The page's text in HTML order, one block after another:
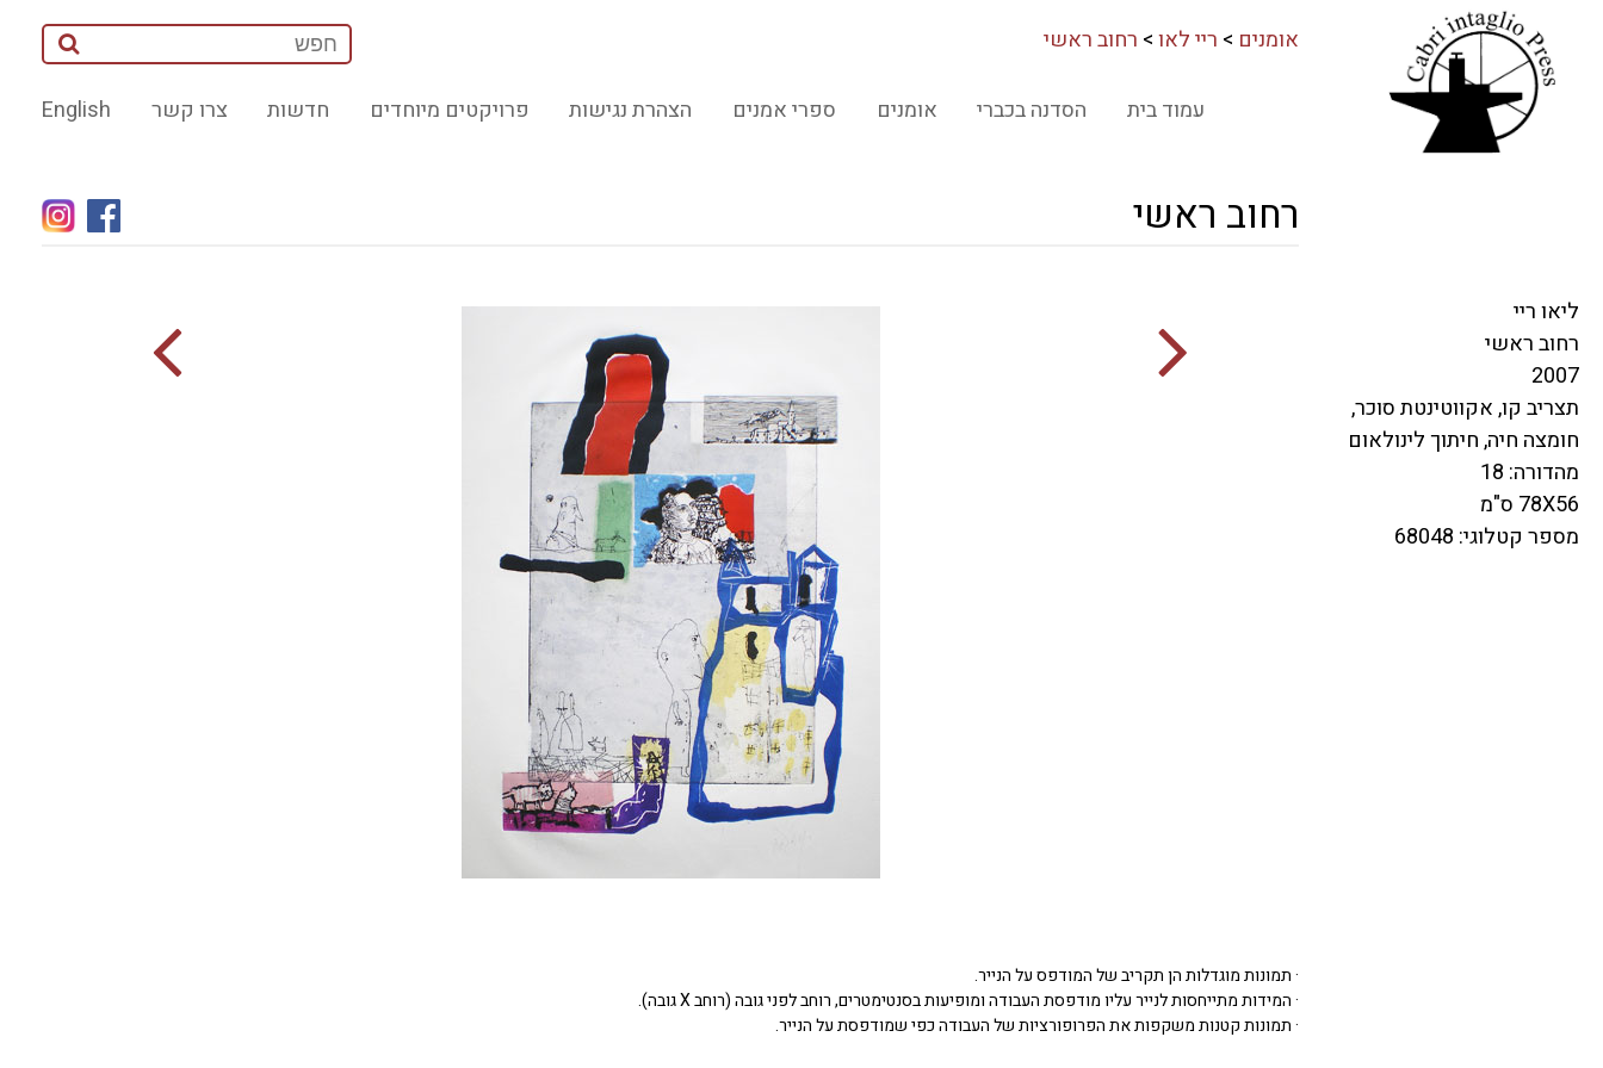
אומנים > ריי לאו> רחוב ראשי
English צרו קשר חדשות פרויקטים מיוחדים הצהרת נגישות ספרי אמנים אומנים הסדנה בכברי עמוד בית
רחוב ראשי
· תמונות מוגדלות הן תקריב של המודפס על הנייר.
· המידות מתייחסות לנייר עליו מודפסת העבודה ומופיעות בסנטימטרים, רוחב לפני גובה (רוחב X גובה).
· תמונות קטנות משקפות את הפרופורציות של העבודה כפי שמודפסת על הנייר.
ליאו ריי
רחוב ראשי
2007
תצריב קו, אקווטינטת סוכר,
חומצה חיה, חיתוך לינולאום
מהדורה: 18
78X56 ס"מ
מספר קטלוגי: 68048